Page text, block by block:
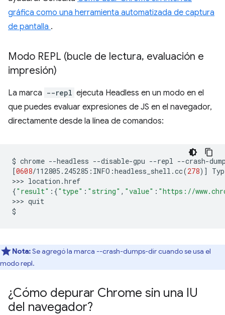
gráfica como una herramienta automatizada de captura
de pantalla .
Modo REPL (bucle de lectura, evaluación e
impresión)
La marca --repl ejecuta Headless en un modo en el
que puedes evaluar expresiones de JS en el navegador,
directamente desde la línea de comandos:
$ chrome --headless --disable-gpu --repl --crash-
[0608/112805.245285:INFO:headless_shell.cc(278)]
>>>
{"result" : {"type" : "string" , "value" : "https://
>>> quit
Nota:Se agregó la marca --crash-dumps-dir cuando se usa el
modo repl.
¿Cómo depurar Chrome sin una IU
del navegador?